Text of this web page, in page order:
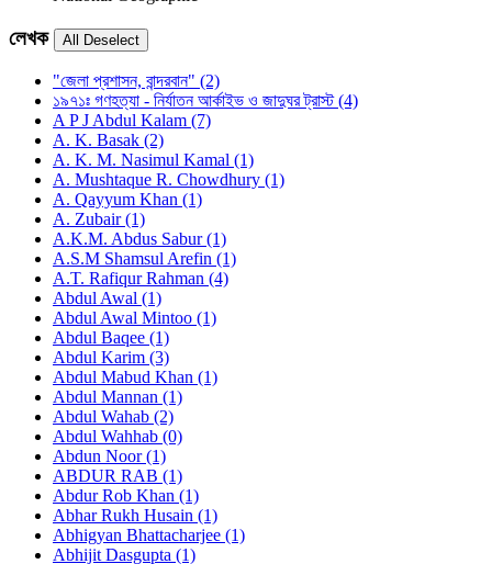
লেখক
"জেলা প্রশাসন, বান্দরবান" (2)
১৯৭১ঃ গণহত্যা - নির্যাতন আর্কাইভ ও জাদুঘর ট্রাস্ট (4)
A P J Abdul Kalam (7)
A. K. Basak (2)
A. K. M. Nasimul Kamal (1)
A. Mushtaque R. Chowdhury (1)
A. Qayyum Khan (1)
A. Zubair (1)
A.K.M. Abdus Sabur (1)
A.S.M Shamsul Arefin (1)
A.T. Rafiqur Rahman (4)
Abdul Awal (1)
Abdul Awal Mintoo (1)
Abdul Baqee (1)
Abdul Karim (3)
Abdul Mabud Khan (1)
Abdul Mannan (1)
Abdul Wahab (2)
Abdul Wahhab (0)
Abdun Noor (1)
ABDUR RAB (1)
Abdur Rob Khan (1)
Abhar Rukh Husain (1)
Abhigyan Bhattacharjee (1)
Abhijit Dasgupta (1)